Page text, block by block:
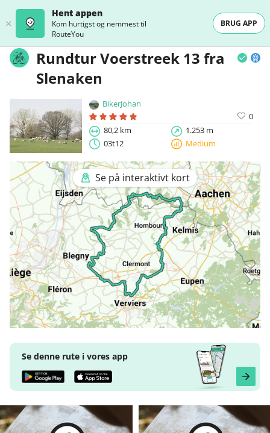
Hent appen
Kom hurtigst og nemmest til
RouteYou
BRUG APP
Rundtur Voerstreek 13 fra
Slenaken
BikerJohan
0
80,2 km
1.253 m
03t12
Medium
Se på interaktivt kort
Se denne rute i vores app